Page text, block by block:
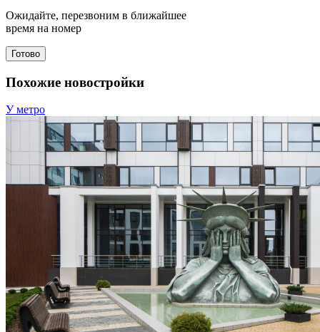
Ожидайте, перезвоним в ближайшее
время на номер
Готово
Похожие новостройки
У метро